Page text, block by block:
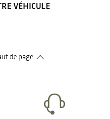
VÉHICULE
de page​